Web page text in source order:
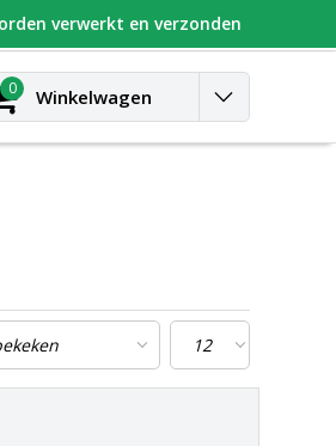
Blog Contact Inloggen
0 Winkelwagen
verwerkt en verzonden